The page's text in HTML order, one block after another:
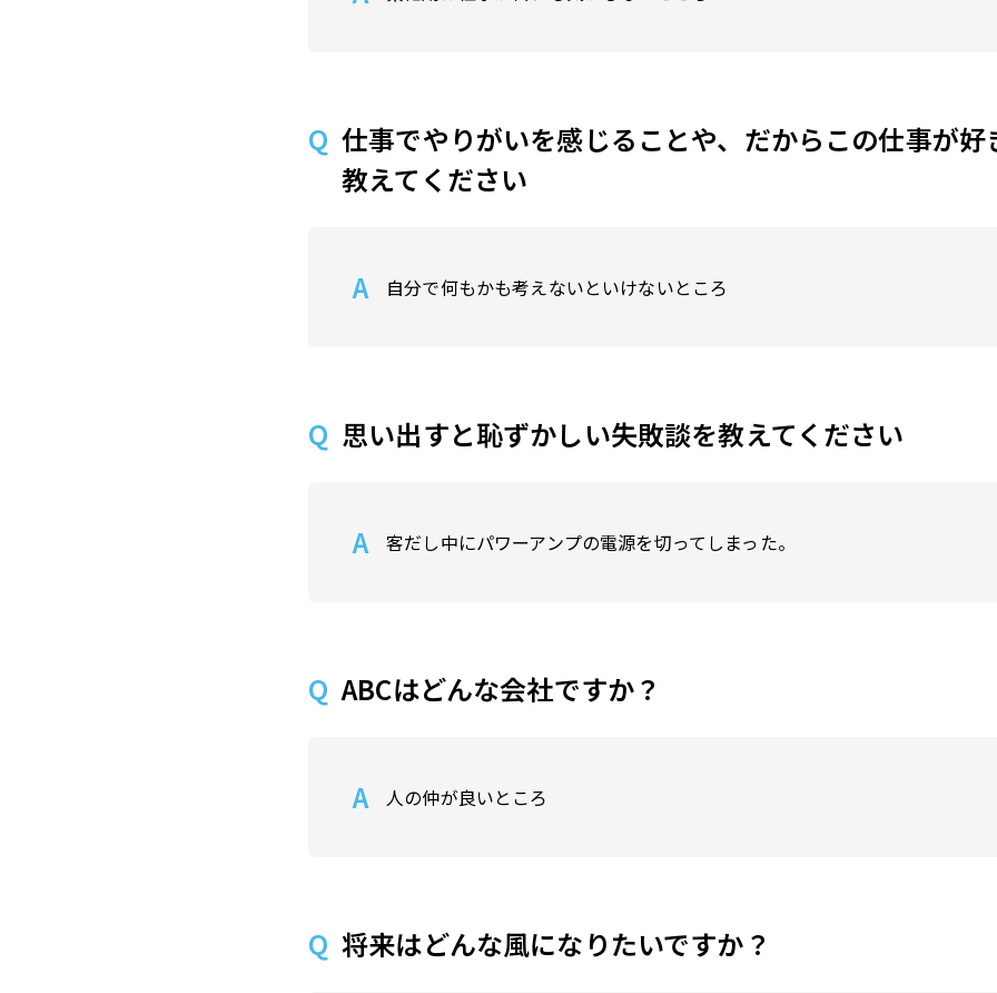
仕事でやりがいを感じることや、だからこの仕事が好
教えてください
自分で何もかも考えないといけないところ
思い出すと恥ずかしい失敗談を教えてください
客だし中にパワーアンプの電源を切ってしまった。
ABCはどんな会社ですか？
人の仲が良いところ
将来はどんな風になりたいですか？